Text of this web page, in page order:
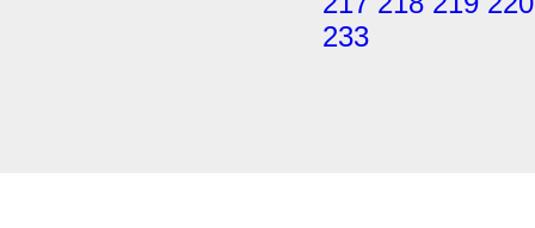
233